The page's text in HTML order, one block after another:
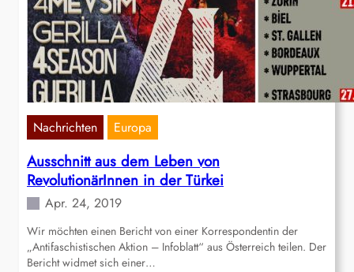
Nachrichten Europa
Ausschnitt aus dem Leben von
RevolutionärInnen in der Türkei
Apr. 24, 2019
Wir möchten einen Bericht von einer Korrespondentin der
„Antifaschistischen Aktion – Infoblatt“ aus Österreich teilen. Der
Bericht widmet sich einer…